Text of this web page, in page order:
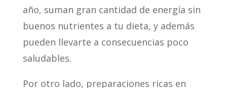
año, suman gran cantidad de energía sin
buenos nutrientes a tu dieta, y además
pueden llevarte a consecuencias poco
saludables.
Por otro lado, preparaciones ricas en